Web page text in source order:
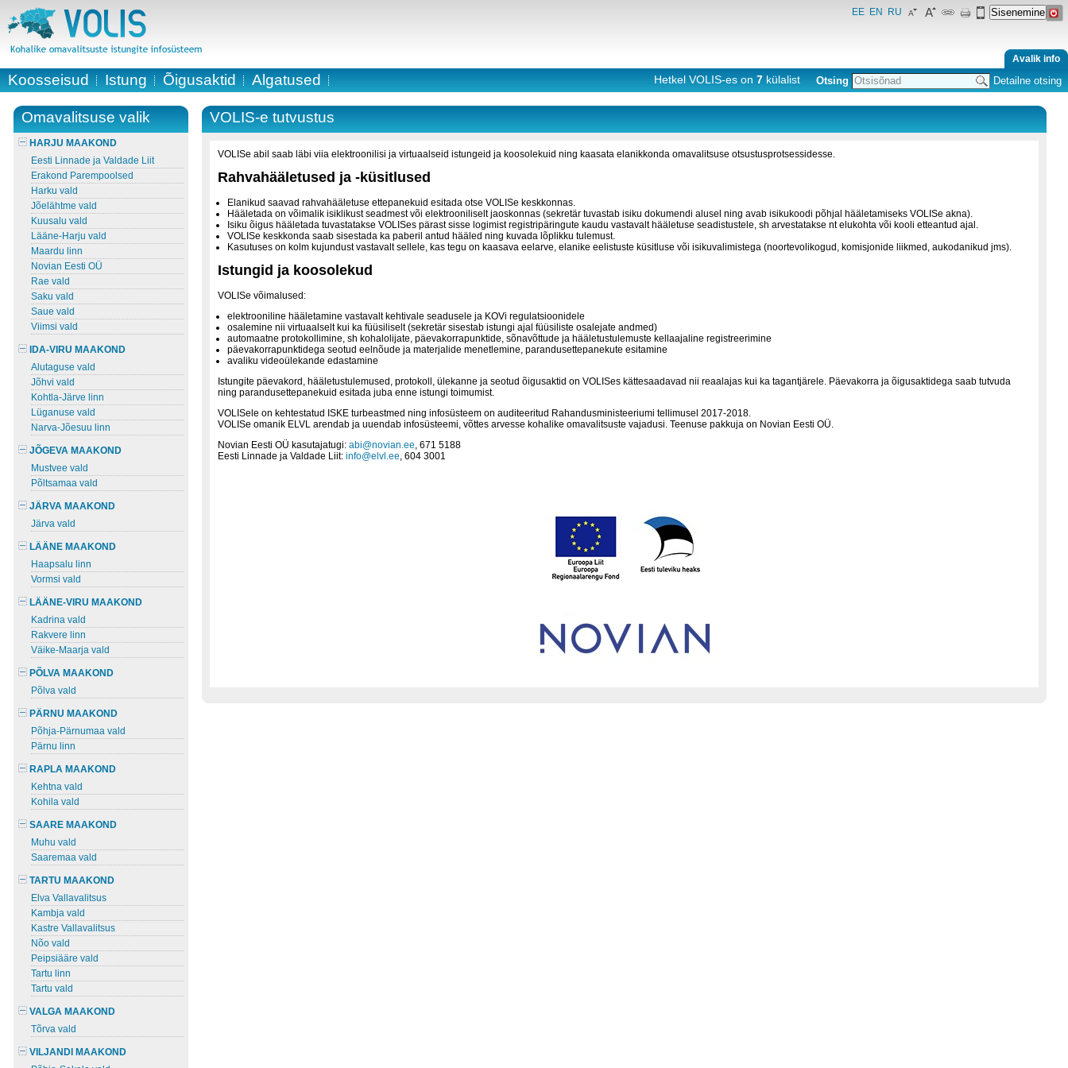
RU
EN
EE
Avalik info
Koosseisud Istung Õigusaktid Algatused Otsing Detailne otsing
Hetkel VOLIS-es on 7 külalist
Omavalitsuse valik
HARJU MAAKOND
Eesti Linnade ja Valdade Liit
Erakond Parempoolsed
Harku vald
Jõelähtme vald
Kuusalu vald
Lääne-Harju vald
Maardu linn
Novian Eesti OÜ
Rae vald
Saku vald
Saue vald
Viimsi vald
IDA-VIRU MAAKOND
Alutaguse vald
Jõhvi vald
Kohtla-Järve linn
Lüganuse vald
Narva-Jõesuu linn
JÕGEVA MAAKOND
Mustvee vald
Põltsamaa vald
JÄRVA MAAKOND
Järva vald
LÄÄNE MAAKOND
Haapsalu linn
Vormsi vald
LÄÄNE-VIRU MAAKOND
Kadrina vald
Rakvere linn
Väike-Maarja vald
PÕLVA MAAKOND
Põlva vald
PÄRNU MAAKOND
Põhja-Pärnumaa vald
Pärnu linn
RAPLA MAAKOND
Kehtna vald
Kohila vald
SAARE MAAKOND
Muhu vald
Saaremaa vald
TARTU MAAKOND
Elva Vallavalitsus
Kambja vald
Kastre Vallavalitsus
Nõo vald
Peipsiääre vald
Tartu linn
Tartu vald
VALGA MAAKOND
Tõrva vald
VILJANDI MAAKOND
VOLIS-e tutvustus
VOLISe abil saab läbi viia elektroonilisi ja virtuaalseid istungeid ja koosolekuid ning kaasata elanikkonda omavalitsuse otsustusprotsessidesse.
Rahvahääletused ja -küsitlused
Elanikud saavad rahvahääletuse ettepanekuid esitada otse VOLISe keskkonnas.
Hääletada on võimalik isiklikust seadmest või elektrooniliselt jaoskonnas (sekretär tuvastab isiku dokumendi alusel ning avab isikukoodi põhjal hääletamiseks VOLISe akna).
Isiku õigus hääletada tuvastatakse VOLISes pärast sisse logimist registripäringute kaudu vastavalt hääletuse seadistustele, sh arvestatakse nt elukohta või kooli etteantud ajal.
VOLISe keskkonda saab sisestada ka paberil antud hääled ning kuvada lõplikku tulemust.
Kasutuses on kolm kujundust vastavalt sellele, kas tegu on kaasava eelarve, elanike eelistuste küsitluse või isikuvalimistega (noortevolikogud, komisjonide liikmed, aukodanikud jms).
Istungid ja koosolekud
VOLISe võimalused:
elektrooniline hääletamine vastavalt kehtivale seadusele ja KOVi regulatsioonidele
osalemine nii virtuaalselt kui ka füüsiliselt (sekretär sisestab istungi ajal füüsiliste osalejate andmed)
automaatne protokollimine, sh kohalolijate, päevakorrapunktide, sõnavõttude ja hääletustulemuste kellaajaline registreerimine
päevakorrapunktidega seotud eelnõude ja materjalide menetlemine, parandusettepanekute esitamine
avaliku videoülekande edastamine
Istungite päevakord, hääletustulemused, protokoll, ülekanne ja seotud õigusaktid on VOLISes kättesaadavad nii reaalajas kui ka tagantjärele. Päevakorra ja õigusaktidega saab tutvuda
ning parandusettepanekuid esitada juba enne istungi toimumist.
VOLISele on kehtestatud ISKE turbeastmed ning infosüsteem on auditeeritud Rahandusministeeriumi tellimusel 2017-2018.
VOLISe omanik ELVL arendab ja uuendab infosüsteemi, võttes arvesse kohalike omavalitsuste vajadusi. Teenuse pakkuja on Novian Eesti OÜ.
Novian Eesti OÜ kasutajatugi: abi@novian.ee, 671 5188
Eesti Linnade ja Valdade Liit: info@elvl.ee, 604 3001